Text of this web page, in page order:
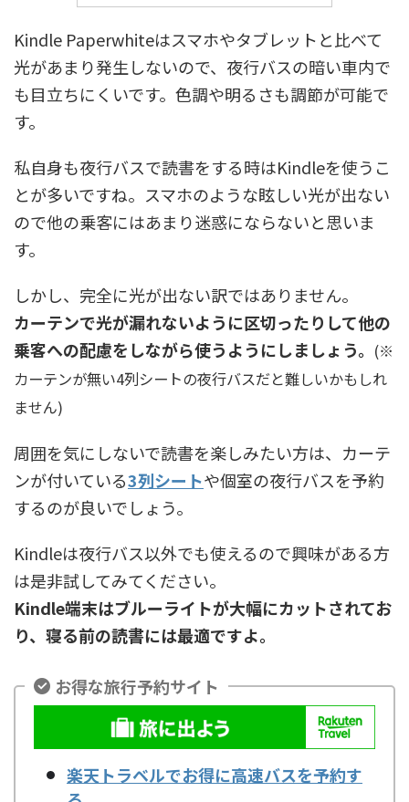
Kindle Paperwhiteはスマホやタブレットと比べて
光があまり発生しないので、夜行バスの暗い車内で
も目立ちにくいです。色調や明るさも調節が可能で
す。
私自身も夜行バスで読書をする時はKindleを使うこ
とが多いですね。スマホのような眩しい光が出ない
ので他の乗客にはあまり迷惑にならないと思いま
す。
しかし、完全に光が出ない訳ではありません。
カーテンで光が漏れないように区切ったりして他の
乗客への配慮をしながら使うようにしましょう。 (※
カーテンが無い4列シートの夜行バスだと難しいかもしれ
ません)
周囲を気にしないで読書を楽しみたい方は、カーテ
ンが付いている3列シートや個室の夜行バスを予約
するのが良いでしょう。
Kindleは夜行バス以外でも使えるので興味がある方
は是非試してみてください。
Kindle端末はブルーライトが大幅にカットされてお
り、寝る前の読書には最適ですよ。
お得な旅行予約サイト
楽天トラベルでお得に高速バスを予約す